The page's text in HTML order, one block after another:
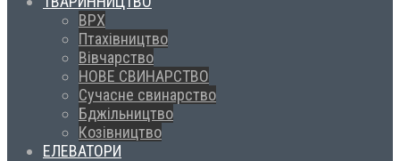
ВРХ
Птахівництво
Вівчарство
НОВЕ СВИНАРСТВО
Сучасне свинарство
Бджільництво
Козівництво
ЕЛЕВАТОРИ